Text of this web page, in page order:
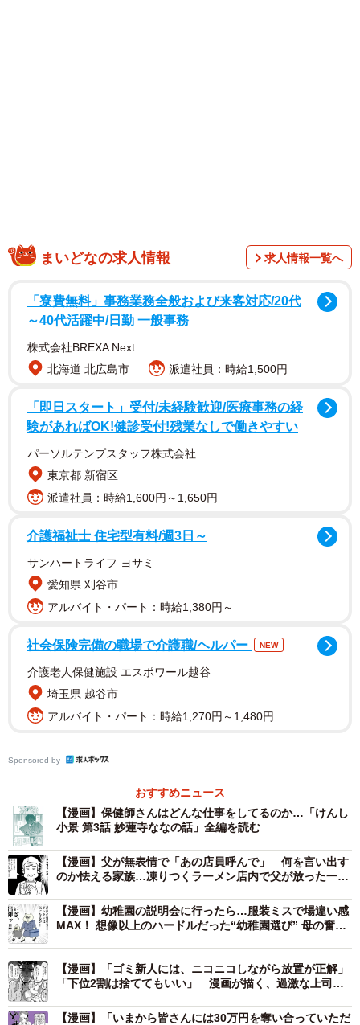
主人公の妙蓮寺ななは市役所の福祉部に保健師として配属
されたものの、資料印刷の大量ミスや訪問予定のダブルブ
ッキングなど、大きな失敗を連発します。そしてある日、
自分の失敗に嫌気がさしたななは、辞表を提出しようと覚
時、ななを呼ぶ声が窓口に響きます。ななを呼んだのは、
おしゃべり大好きな窓口相談の常連さんでした。いつもの
かりおしゃべりに付き合うことになるのでした。
なながやってしまった失敗の数々（花田はせ子さん提供）
常連さんはいつものようにマシンガントークを繰り出す
も、ななは常連さんに疑問を感じます。それは、いつもな
ら一緒にいる常連さんの夫がいなかったことです。この疑
問を常連さんに尋ねると、「ガンが見つかって入院した」
と告げられます。
まいどなの求人情報 求人情報一覧へ
「寮費無料」事務業務全般および来客対応/20代
～40代活躍中/日勤 一般事務
株式会社BREXA Next
北海道 北広島市
派遣社員：時給1,500円
「即日スタート」受付/未経験歓迎/医療事務の経
験があればOK!健診受付!残業なしで働きやすい
パーソルテンプスタッフ株式会社
東京都 新宿区
派遣社員：時給1,600円～1,650円
介護福祉士 住宅型有料/週3日～
サンハートライフ ヨサミ
愛知県 刈谷市
アルバイト・パート：時給1,380円～
社会保険完備の職場で介護職/ヘルパー NEW
介護老人保健施設 エスポワール越谷
埼玉県 越谷市
アルバイト・パート：時給1,270円～1,480円
Sponsored by
おすすめニュース
【漫画】保健師さんはどんな仕事をしてるのか…「けんし
小景 第3話 妙蓮寺ななの話」全編を読む
【漫画】父が無表情で「あの店員呼んで」 何を言い出す
のか怯える家族…凍りつくラーメン店内で父が放った一言
【漫画】幼稚園の説明会に行ったら…服装ミスで場違い感
MAX！ 想像以上のハードルだった“幼稚園選び” 母の奮闘
【漫画】「ゴミ新人には、ニコニコしながら放置が正解」
「下位2割は捨ててもいい」 漫画が描く、過激な上司
【漫画】「いまから皆さんには30万円を奪い合っていただ